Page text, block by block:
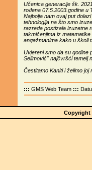
Učenica generacije šk.
rođena 07.5.2003.godine u
Najbolja nam ovaj put
tehnologija na što smo
razreda postizala izuzetne
takmičenjima iz
angažmanima kako u školi
Uvjereni smo da su godine
Selimović" najčvršći temelj
Čestitamo Kaniti i želimo
:::GMS Web Team :::
Copyright